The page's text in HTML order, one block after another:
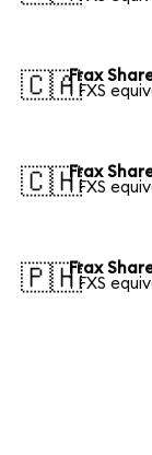
🇨🇦Frax
1 FXS
🇨🇭Frax
1 FXS
🇵🇭Frax
1 FXS